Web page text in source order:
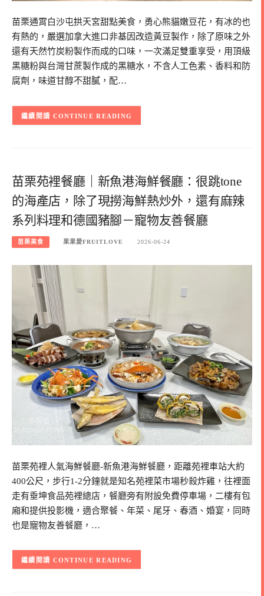
苗栗通霄白沙屯拱天宮甜點美食，勇心熊貓嫩豆花，有冰的也
有熱的，嚴選加拿大進口非基因改造黃豆製作，除了原味之外
還有天然竹炭粉製作而成的口味，一次滿足雙重享受，用頂級
黑糖粉與台灣甘蔗製作成的黑糖水，不含人工色素、香料和防
腐劑，味道甘醇不甜膩，配…
CONTINUE READING
苗栗苑裡餐廳｜新魚港海鮮餐廳：很跳tone
的海產店，除了現撈海鮮熱炒外，還有麻辣
系列料理和德國豬腳－寵物友善餐廳
苗栗美食 果果愛FRUITLOVE 2026-06-24
苗栗苑裡人氣海鮮餐廳-新魚港海鮮餐廳，距離苑裡車站大約
400公尺，步行1-2分鐘就是知名苑裡菜市場秒殺炸雞，往裡面
走有垂坤食品苑裡總店，餐廳旁有附設免費停車場，二樓有包
廂和提供投影機，適合聚餐、年菜、尾牙、春酒、婚宴，同時
也是寵物友善餐廳，…
CONTINUE READING